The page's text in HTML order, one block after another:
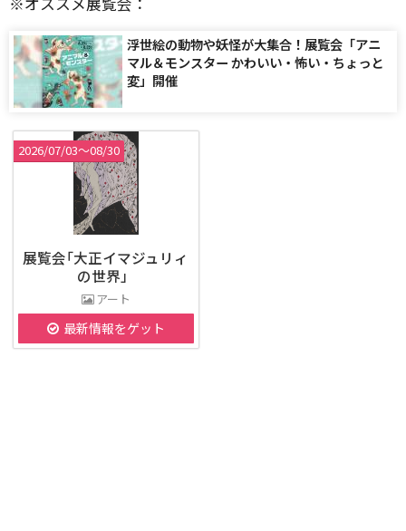
浮世絵の動物や妖怪が大集合！展覧会「アニ
マル＆モンスター かわいい・怖い・ちょっと
変」開催
2026/07/03〜08/30
展覧会｢大正イマジュリィ
の世界」
アート
最新情報をゲット